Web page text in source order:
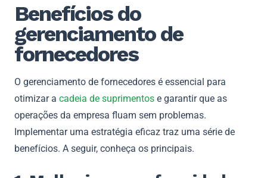
Benefícios do
gerenciamento de
fornecedores
O gerenciamento de fornecedores é essencial para
otimizar a cadeia de suprimentos e garantir que as
operações da empresa fluam sem problemas.
Implementar uma estratégia eficaz traz uma série de
benefícios. A seguir, conheça os principais.